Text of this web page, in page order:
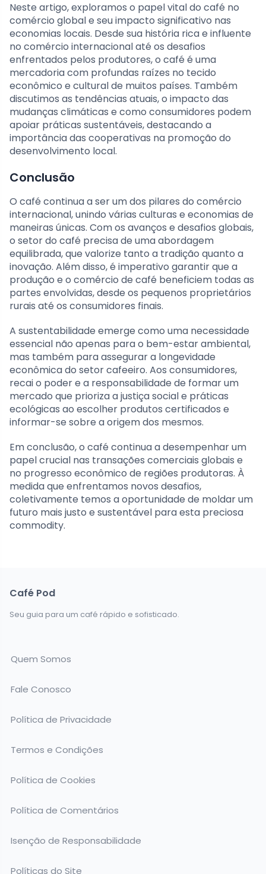
Neste artigo, exploramos o papel vital do café no
comércio global e seu impacto significativo nas
economias locais. Desde sua história rica e influente
no comércio internacional até os desafios
enfrentados pelos produtores, o café é uma
mercadoria com profundas raízes no tecido
econômico e cultural de muitos países. Também
discutimos as tendências atuais, o impacto das
mudanças climáticas e como consumidores podem
apoiar práticas sustentáveis, destacando a
importância das cooperativas na promoção do
desenvolvimento local.
Conclusão
O café continua a ser um dos pilares do comércio
internacional, unindo várias culturas e economias de
maneiras únicas. Com os avanços e desafios globais,
o setor do café precisa de uma abordagem
equilibrada, que valorize tanto a tradição quanto a
inovação. Além disso, é imperativo garantir que a
produção e o comércio de café beneficiem todas as
partes envolvidas, desde os pequenos proprietários
rurais até os consumidores finais.
A sustentabilidade emerge como uma necessidade
essencial não apenas para o bem-estar ambiental,
mas também para assegurar a longevidade
econômica do setor cafeeiro. Aos consumidores,
recai o poder e a responsabilidade de formar um
mercado que prioriza a justiça social e práticas
ecológicas ao escolher produtos certificados e
informar-se sobre a origem dos mesmos.
Em conclusão, o café continua a desempenhar um
papel crucial nas transações comerciais globais e
no progresso econômico de regiões produtoras. À
medida que enfrentamos novos desafios,
coletivamente temos a oportunidade de moldar um
futuro mais justo e sustentável para esta preciosa
commodity.
Café Pod
Seu guia para um café rápido e sofisticado.
Quem Somos
Fale Conosco
Política de Privacidade
Termos e Condições
Política de Cookies
Política de Comentários
Isenção de Responsabilidade
Políticas do Site